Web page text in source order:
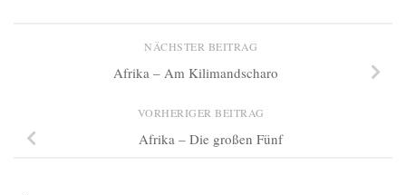
NÄCHSTER BEITRAG
Afrika – Am Kilimandscharo
VORHERIGER BEITRAG
Afrika – Die großen Fünf